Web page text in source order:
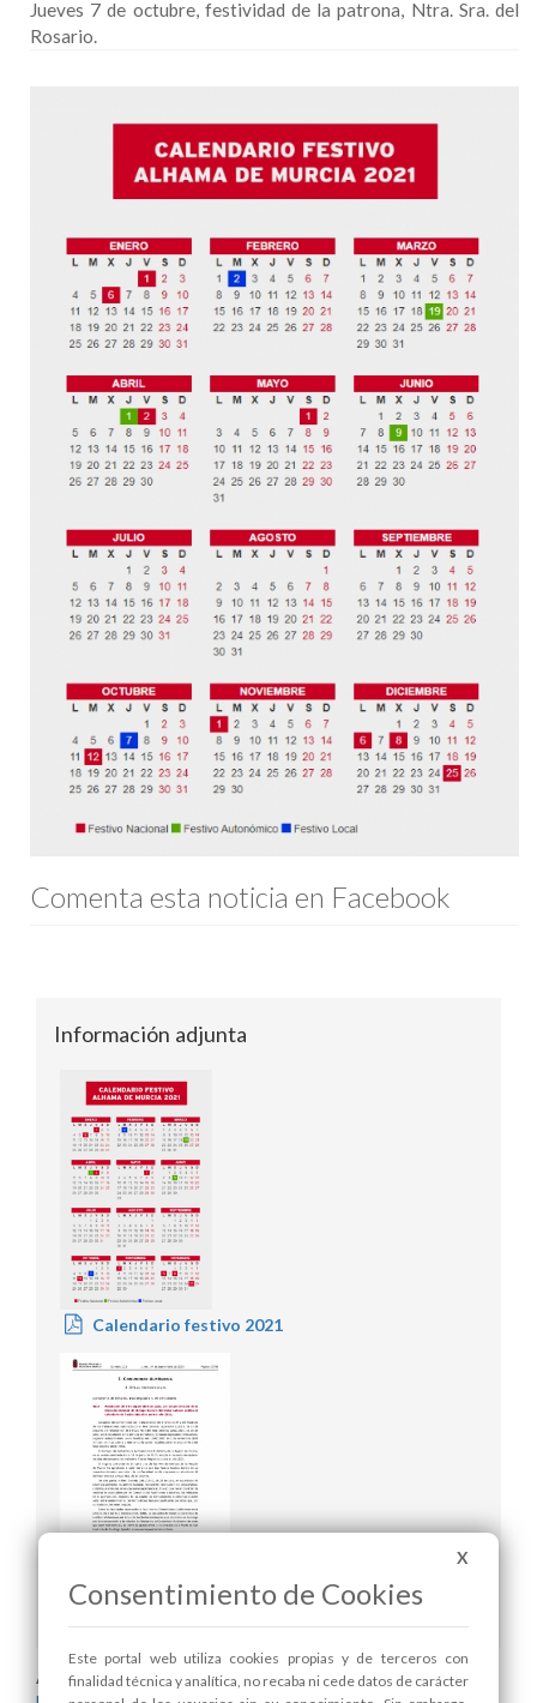
Jueves 7 de octubre, festividad de la patrona, Ntra. Sra. del
Rosario.
Comenta esta noticia en Facebook
Información adjunta
Calendario festivo 2021
Publicación BORM
Areas relacionadas:
X
Consentimiento de Cookies
Este portal web utiliza cookies propias y de terceros con
finalidad técnica y analítica, no recaba ni cede datos de carácter